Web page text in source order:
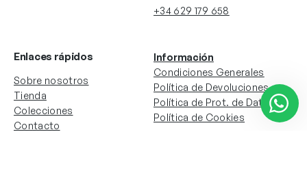
+34 629 179 658
Enlaces rápidos
Sobre nosotros
Tienda
Colecciones
Contacto
Información
Condiciones Generales
Política de Devoluciones
Política de Prot. de Datos
Política de Cookies